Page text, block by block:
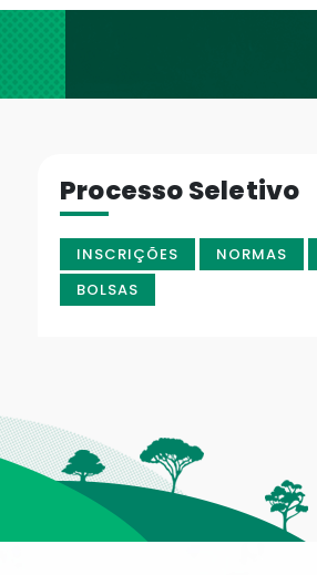
Processo Seletivo
INSCRIÇÕES NORMAS
BOLSAS